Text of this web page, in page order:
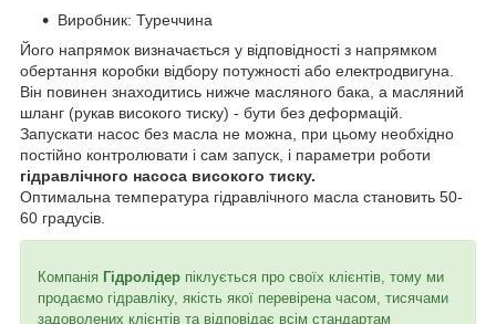
Виробник: Туреччина
Його напрямок визначається у відповідності з напрямком
обертання коробки відбору потужності або електродвигуна.
Він повинен знаходитись нижче масляного бака, а масляний
шланг (рукав високого тиску) - бути без деформацій.
Запускати насос без масла не можна, при цьому необхідно
постійно контролювати і сам запуск, і параметри роботи
гідравлічного насоса високого тиску.
Оптимальна температура гідравлічного масла становить 50-
60 градусів.
Компанія Гідролідер піклується про своїх клієнтів, тому ми
продаємо гідравліку, якість якої перевірена часом, тисячами
задоволених клієнтів та відповідає всім стандартам